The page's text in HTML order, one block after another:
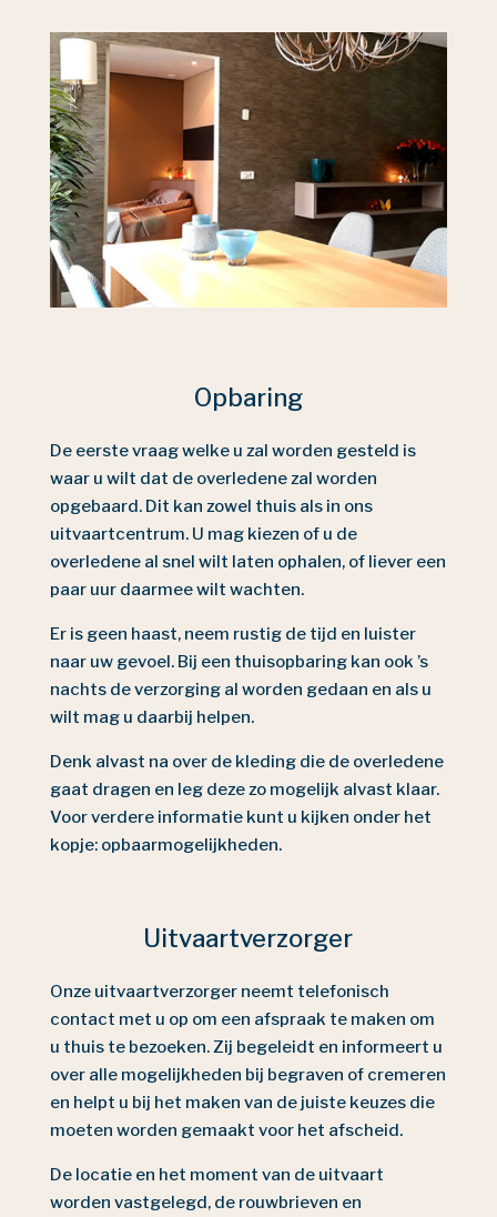
Opbaring
De eerste vraag welke u zal worden gesteld is
waar u wilt dat de overledene zal worden
opgebaard. Dit kan zowel thuis als in ons
uitvaartcentrum. U mag kiezen of u de
overledene al snel wilt laten ophalen, of liever een
paar uur daarmee wilt wachten.
Er is geen haast, neem rustig de tijd en luister
naar uw gevoel. Bij een thuisopbaring kan ook ’s
nachts de verzorging al worden gedaan en als u
wilt mag u daarbij helpen.
Denk alvast na over de kleding die de overledene
gaat dragen en leg deze zo mogelijk alvast klaar.
Voor verdere informatie kunt u kijken onder het
kopje: opbaarmogelijkheden.
Uitvaartverzorger
Onze uitvaartverzorger neemt telefonisch
contact met u op om een afspraak te maken om
u thuis te bezoeken. Zij begeleidt en informeert u
over alle mogelijkheden bij begraven of cremeren
en helpt u bij het maken van de juiste keuzes die
moeten worden gemaakt voor het afscheid.
De locatie en het moment van de uitvaart
worden vastgelegd, de rouwbrieven en